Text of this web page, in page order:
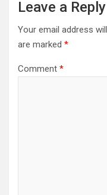
Leave a Reply
Your email address
are marked *
Comment *